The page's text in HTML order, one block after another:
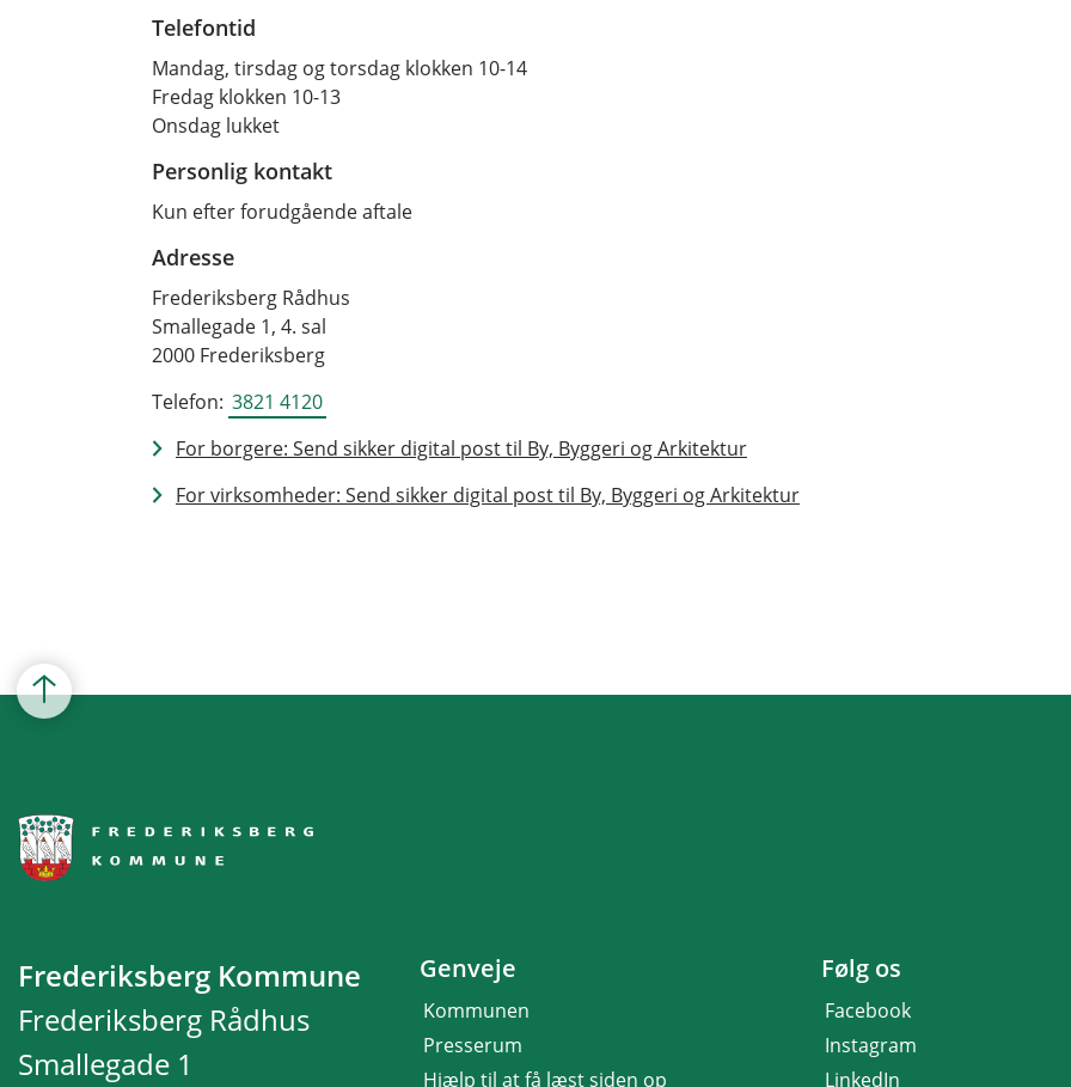
Telefontid
Mandag, tirsdag og torsdag klokken 10-14
Fredag klokken 10-13
Onsdag lukket
Personlig kontakt
Kun efter forudgående aftale
Adresse
Frederiksberg Rådhus
Smallegade 1, 4. sal
2000 Frederiksberg
Telefon: 3821 4120
For borgere: Send sikker digital post til By, Byggeri og Arkitektur
For virksomheder: Send sikker digital post til By, Byggeri og Arkitektur
Frederiksberg Kommune
Frederiksberg Rådhus
Smallegade 1
Genveje
Kommunen
Presserum
Hjælp til at få læst siden op
Følg os
Facebook
Instagram
LinkedIn